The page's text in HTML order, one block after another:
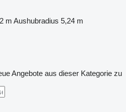
m Aushubradius 5,24 m
Angebote aus dieser Kategorie zu